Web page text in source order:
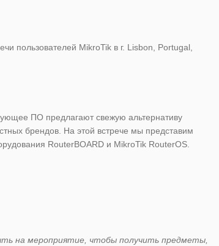
пользователей MikroTik в г. Lisbon, Portugal,
ПО предлагают свежую альтернативу
брендов. На этой встрече мы представим
RouterBOARD и MikroTik RouterOS.
на мероприятие, чтобы получить предметы,